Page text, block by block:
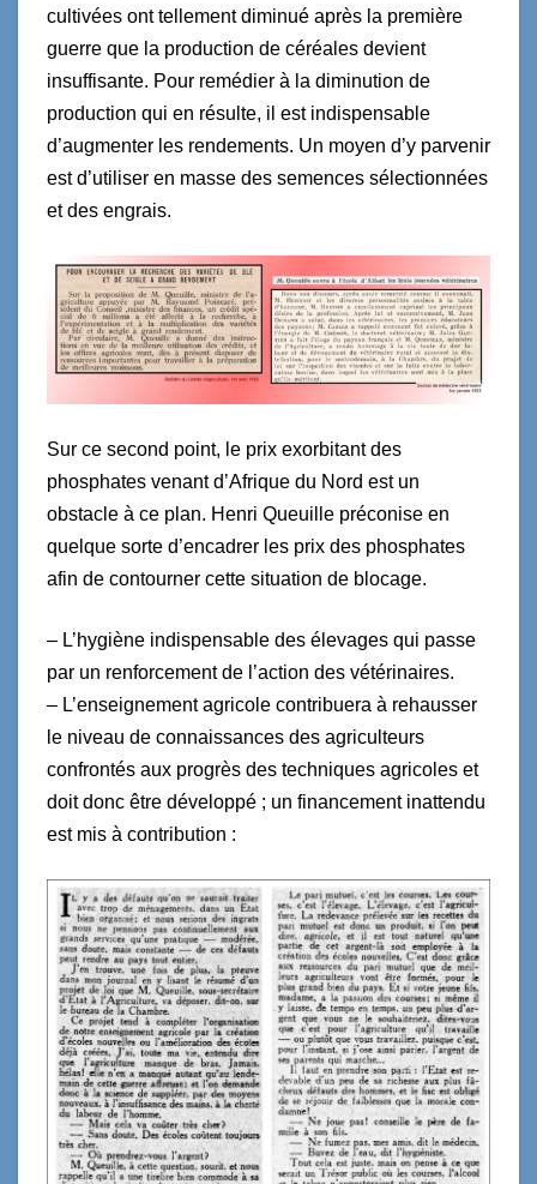
cultivées ont tellement diminué après la première
guerre que la production de céréales devient
insuffisante. Pour remédier à la diminution de
production qui en résulte, il est indispensable
d’augmenter les rendements. Un moyen d’y parvenir
est d’utiliser en masse des semences sélectionnées
et des engrais.
Sur ce second point, le prix exorbitant des
phosphates venant d’Afrique du Nord est un
obstacle à ce plan. Henri Queuille préconise en
quelque sorte d’encadrer les prix des phosphates
afin de contourner cette situation de blocage.
– L’hygiène indispensable des élevages qui passe
par un renforcement de l’action des vétérinaires.
– L’enseignement agricole contribuera à rehausser
le niveau de connaissances des agriculteurs
confrontés aux progrès des techniques agricoles et
doit donc être développé ; un financement inattendu
est mis à contribution :